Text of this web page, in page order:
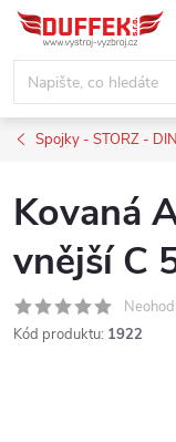
Přejít
obsah
Spojky - STORZ -
Kovaná
vnější C
Kód produktu: 1922